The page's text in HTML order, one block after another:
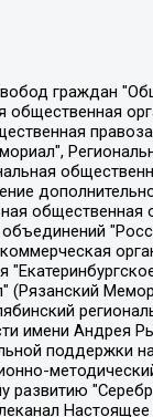
Виктор Анатольевич, Общество с ограниченной ответственностью "Данное сообщение", Общество с ограниченной ответственностью Издательский дом "Новая глава", Айнбиндер Александра Александровна, Московский комьюнити-центр для ЛГБТ+инициатив, Благотворительный фонд развития филантропии, Deutsche Welle (Германия, Kurt-Schumacher-Strasse 3, 53113 Bonn), Борзунова Мария Михайловна, Воробьев Виктор Викторович, Голубева Анна Львовна, Константинова Алла Михайловна, Малкова Ирина Владимировна, Мурадов Мурад Абдулгалимович, Осетинская Елизавета Николаевна, Понасенков Евгений Николаевич, Ганапольский Матвей Юрьевич, Киселев Евгений Алексеевич, Борухович Ирина Григорьевна, Дремин Иван Тимофеевич, Дубровский Дмитрий Викторович, Красноярская региональная общественная организация поддержки и развития альтернативных образовательных технологий и межкультурных коммуникаций "ИНТЕРРА", Маяковская Екатерина Алексеевна, Фейгин Марк Захарович, Филимонов Андрей Викторович, Дзугкоева Регина Николаевна, Доброхотов Роман Александрович, Дудь Юрий